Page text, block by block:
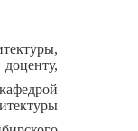
доценту,